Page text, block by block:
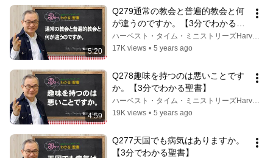
5:20
Q279通常の教会と普遍的教会と何
が違うのですか。【3分でわかる聖
書】
ハーベスト・タイム・ミニストリーズHarvest Time Ministries
17K views • 5 years ago
4:59
Q278趣味を持つのは悪いことです
か。【3分でわかる聖書】
ハーベスト・タイム・ミニストリーズHarvest Time Ministries
19K views • 5 years ago
Q277天国でも病気はありますか。
【3分でわかる聖書】